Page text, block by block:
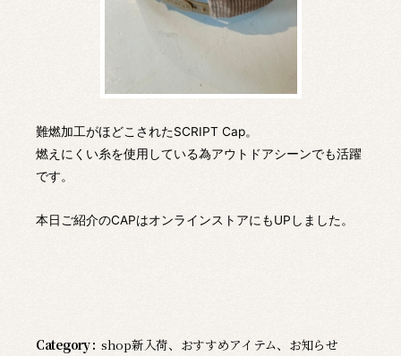
難燃加工がほどこされたSCRIPT Cap。
燃えにくい糸を使用している為アウトドアシーンでも活躍
です。
本日ご紹介のCAPはオンラインストアにもUPしました。
Category : shop新入荷、 おすすめアイテム、 お知らせ